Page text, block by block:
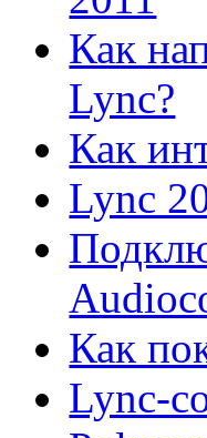
Как
Lync?
Как
Lync
Как
Lync-